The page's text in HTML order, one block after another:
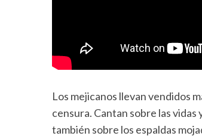
Los mejicanos llevan vendidos
censura. Cantan sobre las
también sobre los espaldas